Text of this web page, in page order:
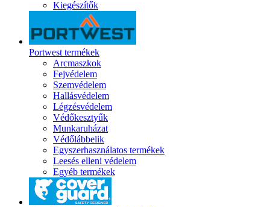
Kiegészítők
Portwest termékek
Arcmaszkok
Fejvédelem
Szemvédelem
Hallásvédelem
Légzésvédelem
Védőkesztyűk
Munkaruházat
Védőlábbelik
Egyszerhasználatos termékek
Leesés elleni védelem
Egyéb termékek